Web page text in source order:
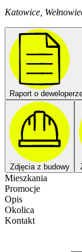
Katowice,
Raport o
Zdjęcia z budowy
Mieszkania
Promocje
Opis
Okolica
Kontakt